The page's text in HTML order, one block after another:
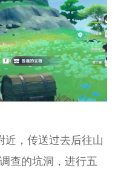
，传送过去后往山
查的坑洞，进行五